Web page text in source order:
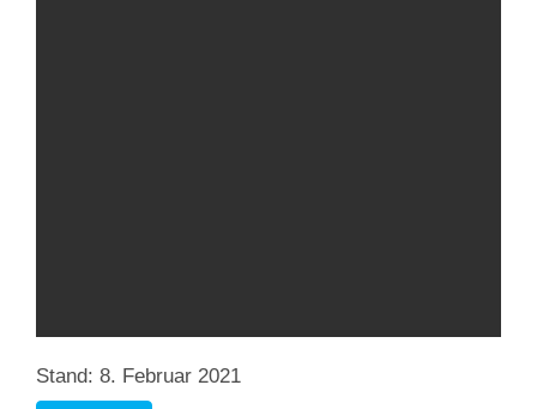
Stand: 8. Februar 2021